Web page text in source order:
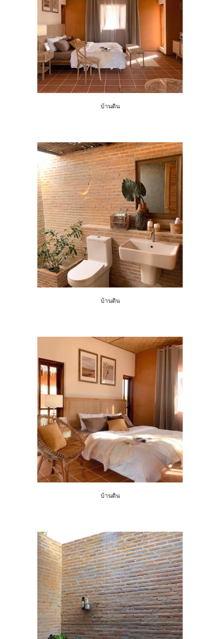
บ้านดิน
บ้านดิน
บ้านดิน